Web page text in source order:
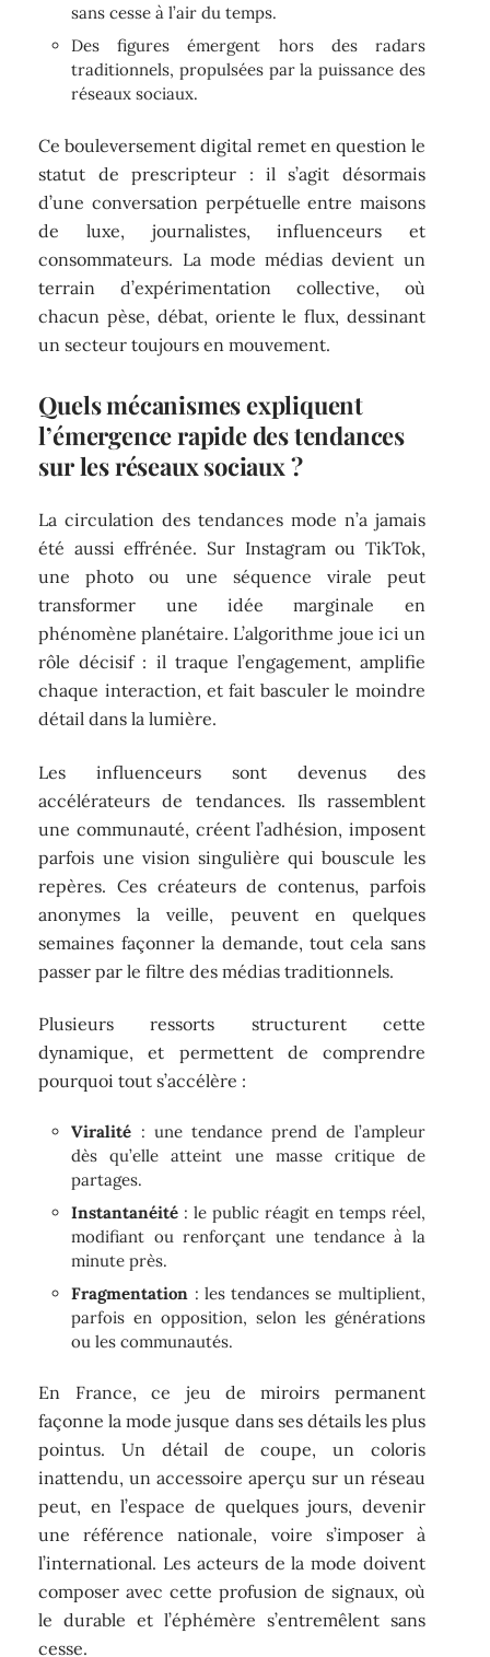
sans cesse à l’air du temps.
Des figures émergent hors des radars
traditionnels, propulsées par la puissance des
réseaux sociaux.
Ce bouleversement digital remet en question le
statut de prescripteur : il s’agit désormais
d’une conversation perpétuelle entre maisons
de luxe, journalistes, influenceurs et
consommateurs. La mode médias devient un
terrain d’expérimentation collective, où
chacun pèse, débat, oriente le flux, dessinant
un secteur toujours en mouvement.
Quels mécanismes expliquent
l’émergence rapide des tendances
sur les réseaux sociaux ?
La circulation des tendances mode n’a jamais
été aussi effrénée. Sur Instagram ou TikTok,
une photo ou une séquence virale peut
transformer une idée marginale en
phénomène planétaire. L’algorithme joue ici un
rôle décisif : il traque l’engagement, amplifie
chaque interaction, et fait basculer le moindre
détail dans la lumière.
Les influenceurs sont devenus des
accélérateurs de tendances. Ils rassemblent
une communauté, créent l’adhésion, imposent
parfois une vision singulière qui bouscule les
repères. Ces créateurs de contenus, parfois
anonymes la veille, peuvent en quelques
semaines façonner la demande, tout cela sans
passer par le filtre des médias traditionnels.
Plusieurs ressorts structurent cette
dynamique, et permettent de comprendre
pourquoi tout s’accélère :
Viralité : une tendance prend de l’ampleur
dès qu’elle atteint une masse critique de
partages.
Instantanéité : le public réagit en temps réel,
modifiant ou renforçant une tendance à la
minute près.
Fragmentation : les tendances se multiplient,
parfois en opposition, selon les générations
ou les communautés.
En France, ce jeu de miroirs permanent
façonne la mode jusque dans ses détails les plus
pointus. Un détail de coupe, un coloris
inattendu, un accessoire aperçu sur un réseau
peut, en l’espace de quelques jours, devenir
une référence nationale, voire s’imposer à
l’international. Les acteurs de la mode doivent
composer avec cette profusion de signaux, où
le durable et l’éphémère s’entremêlent sans
cesse.